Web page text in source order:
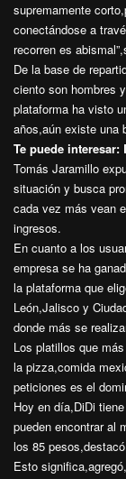
supremamente
conectándose a
recorren es
De la base de
ciento son hombres
plataforma ha visto
años,aún existe una
Te puede interesar:
Tomás Jaramillo
situación y busca
cada vez más vean
ingresos.
En cuanto a los
empresa se ha
la plataforma que
León,Jalisco y
donde más se
Los platillos que
la pizza,comida
peticiones es el
Hoy en día,DiDi
pueden encontrar al
los 85
Esto